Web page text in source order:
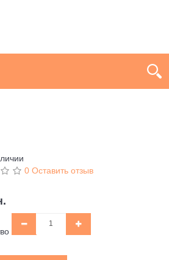
0 Оставить отзыв